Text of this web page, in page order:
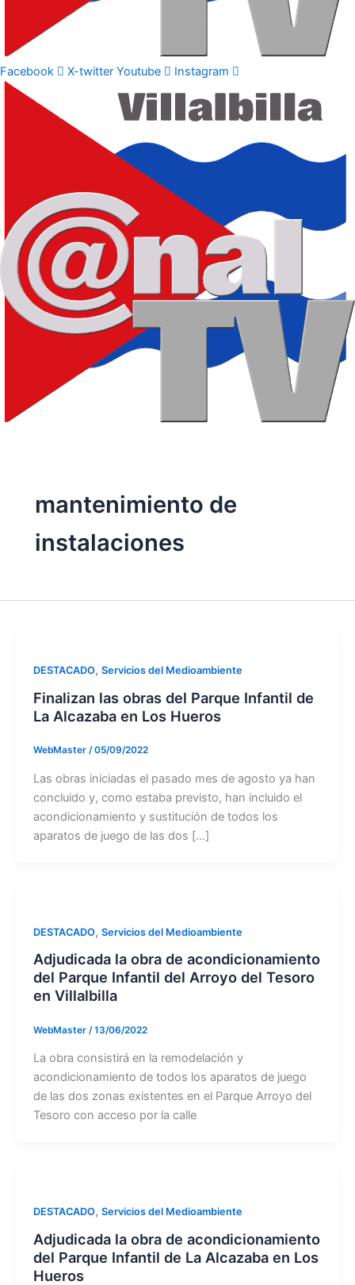
Facebook X-twitter Youtube Instagram
mantenimiento de
instalaciones
DESTACADO, Servicios del Medioambiente
Finalizan las obras del Parque Infantil de
La Alcazaba en Los Hueros
WebMaster /05/09/2022
Las obras iniciadas el pasado mes de agosto ya han
concluido y, como estaba previsto, han incluido el
acondicionamiento y sustitución de todos los
aparatos de juego de las dos […]
DESTACADO, Servicios del Medioambiente
Adjudicada la obra de acondicionamiento
del Parque Infantil del Arroyo del Tesoro
en Villalbilla
WebMaster /13/06/2022
La obra consistirá en la remodelación y
acondicionamiento de todos los aparatos de juego
de las dos zonas existentes en el Parque Arroyo del
Tesoro con acceso por la calle
DESTACADO, Servicios del Medioambiente
Adjudicada la obra de acondicionamiento
del Parque Infantil de La Alcazaba en Los
Hueros